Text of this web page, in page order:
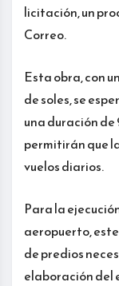
licitación, un
Correo.
Esta obra, con
de soles, se
una duración
permitirán que
vuelos diarios.
Para la
aeropuerto,
de predios
elaboración del